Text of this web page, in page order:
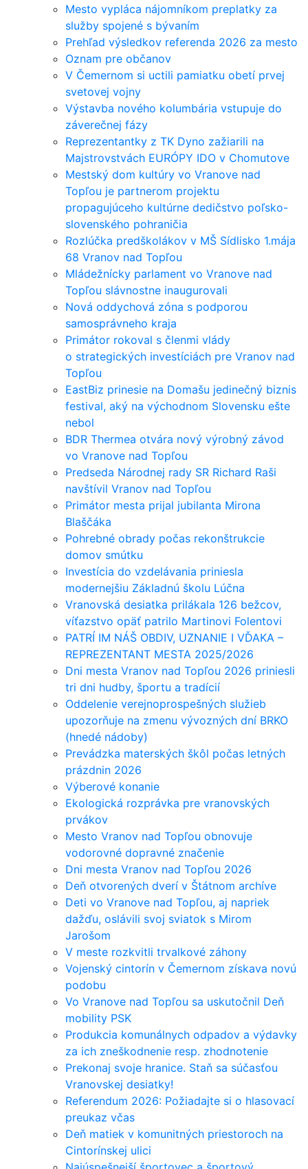
Mesto vypláca nájomníkom preplatky za
služby spojené s bývaním
Prehľad výsledkov referenda 2026 za mesto
Oznam pre občanov
V Čemernom si uctili pamiatku obetí prvej
svetovej vojny
Výstavba nového kolumbária vstupuje do
záverečnej fázy
Reprezentantky z TK Dyno zažiarili na
Majstrovstvách EURÓPY IDO v Chomutove
Mestský dom kultúry vo Vranove nad
Topľou je partnerom projektu
propagujúceho kultúrne dedičstvo poľsko-
slovenského pohraničia
Rozlúčka predškolákov v MŠ Sídlisko 1.mája
68 Vranov nad Topľou
Mládežnícky parlament vo Vranove nad
Topľou slávnostne inaugurovali
Nová oddychová zóna s podporou
samosprávneho kraja
Primátor rokoval s členmi vlády
o strategických investíciách pre Vranov nad
Topľou
EastBiz prinesie na Domašu jedinečný biznis
festival, aký na východnom Slovensku ešte
nebol
BDR Thermea otvára nový výrobný závod
vo Vranove nad Topľou
Predseda Národnej rady SR Richard Raši
navštívil Vranov nad Topľou
Primátor mesta prijal jubilanta Mirona
Blaščáka
Pohrebné obrady počas rekonštrukcie
domov smútku
Investícia do vzdelávania priniesla
modernejšiu Základnú školu Lúčna
Vranovská desiatka prilákala 126 bežcov,
víťazstvo opäť patrilo Martinovi Folentovi
PATRÍ IM NÁŠ OBDIV, UZNANIE I VĎAKA –
REPREZENTANT MESTA 2025/2026
Dni mesta Vranov nad Topľou 2026 priniesli
tri dni hudby, športu a tradícií
Oddelenie verejnoprospešných služieb
upozorňuje na zmenu vývozných dní BRKO
(hnedé nádoby)
Prevádzka materských škôl počas letných
prázdnin 2026
Výberové konanie
Ekologická rozprávka pre vranovských
prvákov
Mesto Vranov nad Topľou obnovuje
vodorovné dopravné značenie
Dni mesta Vranov nad Topľou 2026
Deň otvorených dverí v Štátnom archíve
Deti vo Vranove nad Topľou, aj napriek
dažďu, oslávili svoj sviatok s Mirom
Jarošom
V meste rozkvitli trvalkové záhony
Vojenský cintorín v Čemernom získava novú
podobu
Vo Vranove nad Topľou sa uskutočnil Deň
mobility PSK
Produkcia komunálnych odpadov a výdavky
za ich zneškodnenie resp. zhodnotenie
Prekonaj svoje hranice. Staň sa súčasťou
Vranovskej desiatky!
Referendum 2026: Požiadajte si o hlasovací
preukaz včas
Deň matiek v komunitných priestoroch na
Cintorínskej ulici